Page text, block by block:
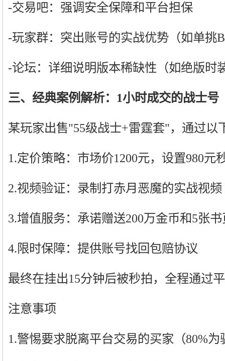
-交易吧：强调安全保障和平台担保
-玩家群：突出账号的实战优势（如单挑
-论坛：详细说明版本稀缺性（如绝版时
三、经典案例解析：1小时成交的战士号
某玩家出售"55级战士+雷霆套"，通过以
1.定价策略：市场价1200元，设置980元
2.视频验证：录制打赤月恶魔的实战视频
3.增值服务：承诺赠送200万金币和5张书
4.限时保障：提供账号找回包赔协议
最终在挂出15分钟后被秒拍，全程通过
注意事项
1.警惕要求脱离平台交易的买家（80%为